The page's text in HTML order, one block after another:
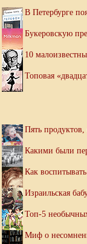
В Петербурге
Букеровскую
10
Топовая
Пять
Какими были
Как
Израильская
Топ-5
Миф о